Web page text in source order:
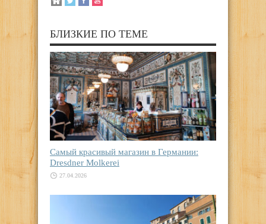
БЛИЗКИЕ ПО ТЕМЕ
Самый красивый магазин в Германии:
Dresdner Molkerei
27.04.2026